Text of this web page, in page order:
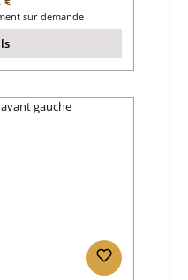
sur demande